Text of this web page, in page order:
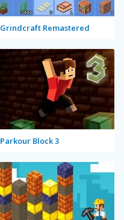
Grindcraft Remastered
Parkour Block 3